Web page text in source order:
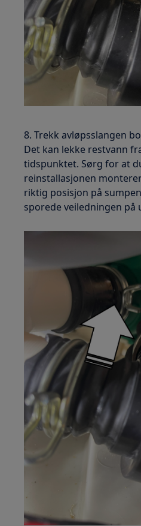
8. Trekk avløpsslangen
Det kan lekke restvann
tidspunktet. Sørg for at
reinstallasjonen
riktig posisjon på
sporede veiledningen på